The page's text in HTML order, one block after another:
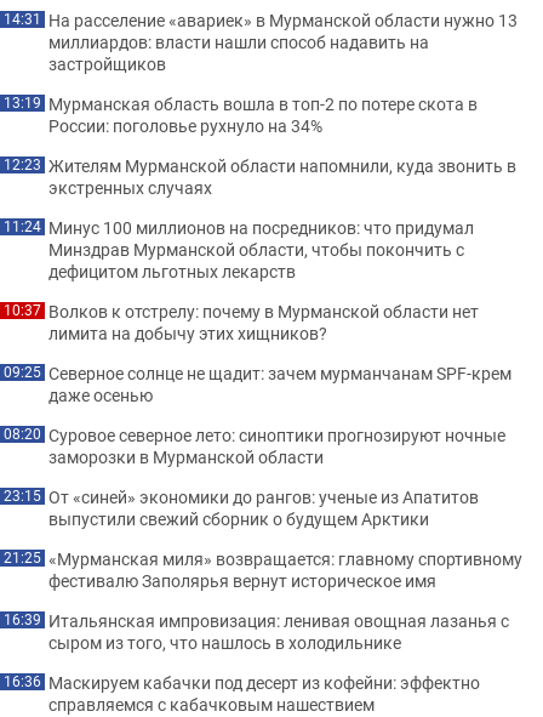
14:31 На расселение «авариек» в Мурманской области нужно 13
миллиардов: власти нашли способ надавить на
застройщиков
13:19 Мурманская область вошла в топ-2 по потере скота в
России: поголовье рухнуло на 34%
12:23 Жителям Мурманской области напомнили, куда звонить в
экстренных случаях
11:24 Минус 100 миллионов на посредников: что придумал
Минздрав Мурманской области, чтобы покончить с
дефицитом льготных лекарств
10:37 Волков к отстрелу: почему в Мурманской области нет
лимита на добычу этих хищников?
09:25 Северное солнце не щадит: зачем мурманчанам SPF-крем
даже осенью
08:20 Суровое северное лето: синоптики прогнозируют ночные
заморозки в Мурманской области
23:15 От «синей» экономики до рангов: ученые из Апатитов
выпустили свежий сборник о будущем Арктики
21:25 «Мурманская миля» возвращается: главному спортивному
фестивалю Заполярья вернут историческое имя
16:39 Итальянская импровизация: ленивая овощная лазанья с
сыром из того, что нашлось в холодильнике
16:36 Маскируем кабачки под десерт из кофейни: эффектно
справляемся с кабачковым нашествием